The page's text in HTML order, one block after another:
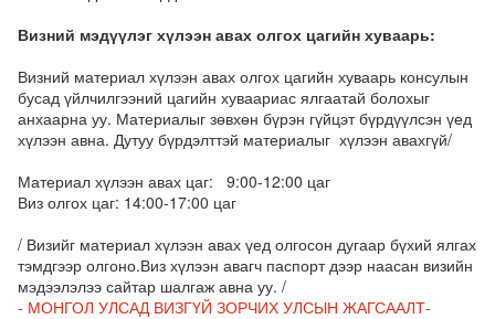
Визний мэдүүлэг хүлээн авах олгох цагийн хуваарь:
Визний материал хүлээн авах олгох цагийн хуваарь консулын
бусад үйлчилгээний цагийн хуваариас ялгаатай болохыг
анхаарна уу. Материалыг зөвхөн бүрэн гүйцэт бүрдүүлсэн үед
хүлээн авна. Дутуу бүрдэлттэй материалыг хүлээн авахгүй/
Материал хүлээн авах цаг: 9:00-12:00 цаг
Виз олгох цаг: 14:00-17:00 цаг
/ Визийг материал хүлээн авах үед олгосон дугаар бүхий ялгах
тэмдгээр олгоно.Виз хүлээн авагч паспорт дээр наасан визийн
мэдээлэлээ сайтар шалгаж авна уу. /
- МОНГОЛ УЛСАД ВИЗГҮЙ ЗОРЧИХ УЛСЫН ЖАГСААЛТ-